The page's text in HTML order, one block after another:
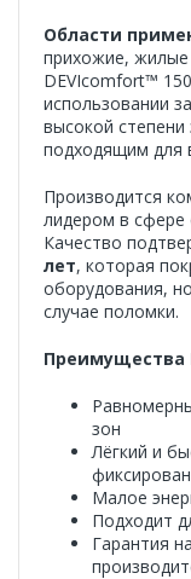
Области
прихожие,
DEVIcomfort™
использовании
высокой
подходящим для
Производится
лидером в сфере
Качество
лет, которая
оборудования,
случае поломки.
Преимущества
зон
Лёгкий и
Малое
Подходит
Гарантия